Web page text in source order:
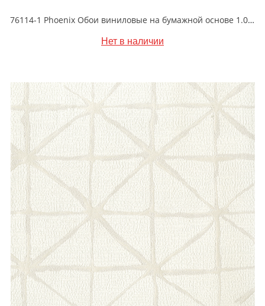
76114-1 Phoenix Обои виниловые на бумажной основе 1.06*15.6
Нет в наличии